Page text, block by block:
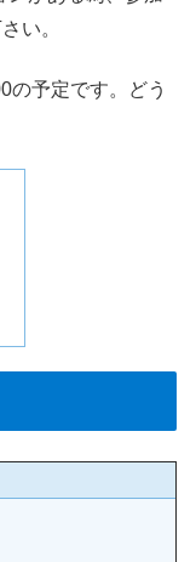
い。
の予定です。どう